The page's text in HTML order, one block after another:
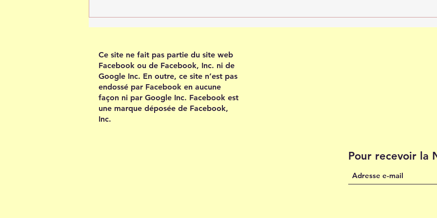
crois en toi
Ce site ne fait pas partie du site web
Facebook ou de Facebook, Inc. ni de
Google Inc. En outre, ce site n’est pas
endossé par Facebook en aucune
façon ni par Google Inc. Facebook est
une marque déposée de Facebook,
Inc.
Pour recevoir la